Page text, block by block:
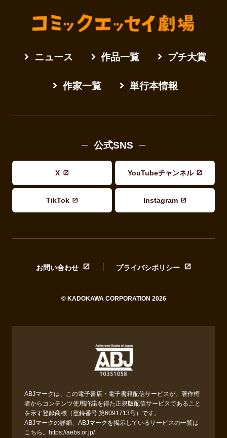
ニュース 作品一覧 プチ大賞
作家一覧 単行本情報
公式SNS
X YouTubeチャンネル
TikTok Instagram
お問い合わせ プライバシポリシー
© KADOKAWA CORPORATION 2026
ABJマークは、この電子書店・電子書籍配信サービスが、著作権
者からコンテンツ使用許諾を得た正規版配信サービスであること
を示す登録商標（登録番号 第6091713号）です。
ABJマークの詳細、ABJマークを掲示しているサービスの一覧は
こちら。
https://aebs.or.jp/